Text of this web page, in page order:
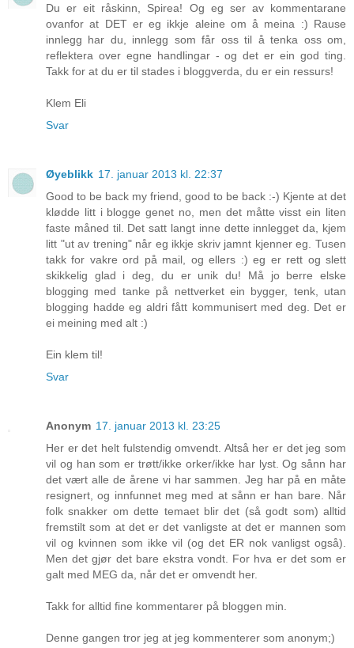
Du er eit råskinn, Spirea! Og eg ser av kommentarane
ovanfor at DET er eg ikkje aleine om å meina :) Rause
innlegg har du, innlegg som får oss til å tenka oss om,
reflektera over egne handlingar - og det er ein god ting.
Takk for at du er til stades i bloggverda, du er ein ressurs!
Klem Eli
Svar
Øyeblikk 17. januar 2013 kl. 22:37
Good to be back my friend, good to be back :-) Kjente at det
klødde litt i blogge genet no, men det måtte visst ein liten
faste måned til. Det satt langt inne dette innlegget da, kjem
litt "ut av trening" når eg ikkje skriv jamnt kjenner eg. Tusen
takk for vakre ord på mail, og ellers :) eg er rett og slett
skikkelig glad i deg, du er unik du! Må jo berre elske
blogging med tanke på nettverket ein bygger, tenk, utan
blogging hadde eg aldri fått kommunisert med deg. Det er
ei meining med alt :)
Ein klem til!
Svar
Anonym 17. januar 2013 kl. 23:25
Her er det helt fulstendig omvendt. Altså her er det jeg som
vil og han som er trøtt/ikke orker/ikke har lyst. Og sånn har
det vært alle de årene vi har sammen. Jeg har på en måte
resignert, og innfunnet meg med at sånn er han bare. Når
folk snakker om dette temaet blir det (så godt som) alltid
fremstilt som at det er det vanligste at det er mannen som
vil og kvinnen som ikke vil (og det ER nok vanligst også).
Men det gjør det bare ekstra vondt. For hva er det som er
galt med MEG da, når det er omvendt her.
Takk for alltid fine kommentarer på bloggen min.
Denne gangen tror jeg at jeg kommenterer som anonym;)